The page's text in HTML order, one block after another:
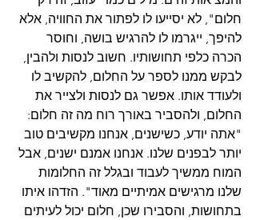
חלום", לא יסייעו לו לפתור את החוויה, אלא
להיפך, ייגרמו לו להרגיש בושה, וחוסר
הכרה כלפי תחושותיו. חשוב לנסות ולהבין,
לבקש ממנו לספר על החלום, להקשיב לו
ולעודד אותו. אפשר גם לנסות ולצייר את
החלום, ולהסביר באורך רוח מה זה חלום:
"אתה יודע, כשישנים, אנחנו מקשיבים טוב
יותר לבפנים שלנו. אנחנו אמנם ישנים, אבל
המוח ממשיך לעבוד ובגלל זה החלומות
שלנו מרגישים אמיתיים מאוד". הזדהו איתו
בתחושות, והסבירו שכן, חלום יכול לעיתים